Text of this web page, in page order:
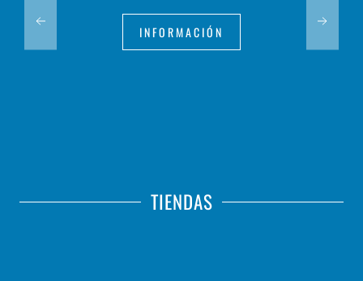
INFORMACIÓN
TIENDAS